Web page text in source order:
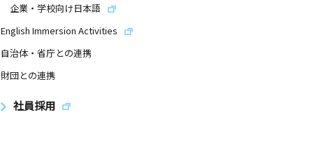
企業・学校向け日本語
English Immersion Activities
自治体・省庁との連携
財団との連携
社員採用